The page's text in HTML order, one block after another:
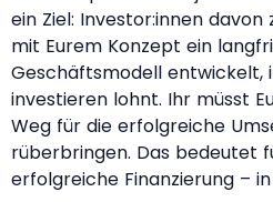
ein Ziel: Investor:innen davon
mit Eurem Konzept ein
Geschäftsmodell entwickelt,
investieren lohnt. Ihr müsst
Weg für die erfolgreiche
rüberbringen. Das bedeutet
erfolgreiche Finanzierung –